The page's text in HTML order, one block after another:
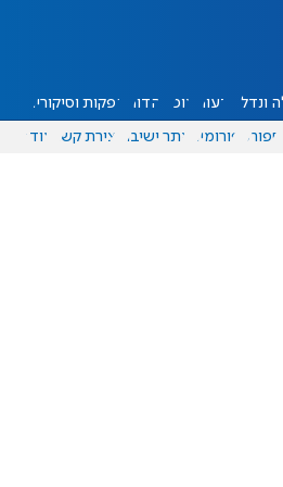
ונדל"ן דעות אוכל יהדות הפקות וסיקורים
ספורט פורומים אתר ישיבה יצירת קשר עוד